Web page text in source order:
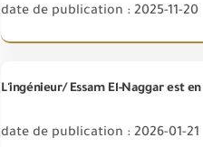
date de publication : 2025-11-20
date de publication : 2026-01-21